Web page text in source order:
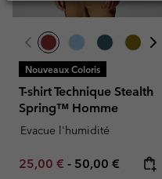
Nouveaux Coloris
T-shirt Technique Stealth
Spring™ Homme
Evacue l'humidité
Minimum sale price:
25,00 € - Maximum price:
50,00 €